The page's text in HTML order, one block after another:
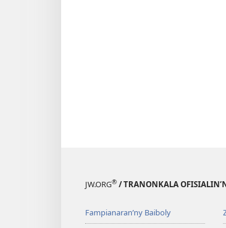
JW.ORG® / TRANONKALA
Fampianaran’ny Baiboly